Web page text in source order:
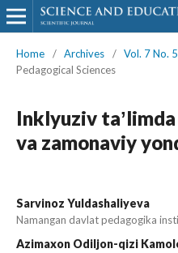
Home / Archives / Vol. 7 No.
Pedagogical Sciences
Inklyuziv
va zamonaviy
Sarvinoz Yuldashaliyeva
Namangan davlat pedagogika
Azimaxon Odiljon-qizi